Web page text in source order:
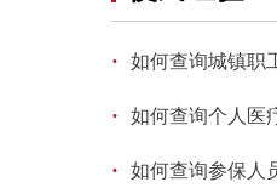
· 如何查询城镇职
· 如何查询个人医
· 如何查询参保人